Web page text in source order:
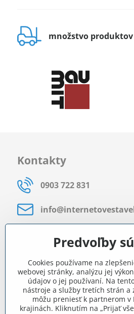
množstvo
Kontakty
0903 722 831
Most pri Bratislave
Pon - Pia 8:00 - 11:30 a
Facebook
Predvoľby
Cookies používame na
webovej stránky, analýzu jej
údajov o jej používaní. Na
nástroje a služby tretích strán a
môžu preniesť k partnerom v
krajinách. Kliknutím na „Prijať